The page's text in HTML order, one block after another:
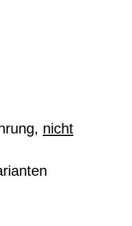
nicht